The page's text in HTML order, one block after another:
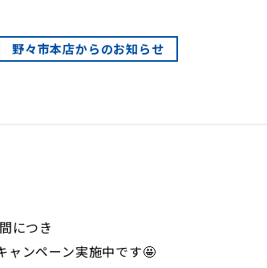
野々市本店からのお知らせ
につき
ャンペーン実施中です🤩